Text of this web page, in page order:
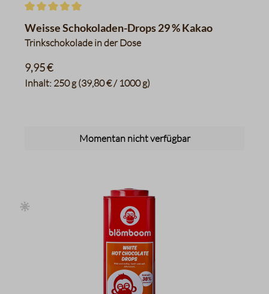
Durchschnittliche Bewertung von 5 von 5 Sternen
Weisse Schokoladen-Drops 29 % Kakao
Trinkschokolade in der Dose
Inhalt: 250 g(39,80 € / 1000 g)
9,95 €
Momentan nicht verfügbar